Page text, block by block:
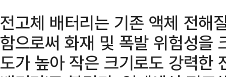
전고체 배터리는 기존 액체 전해
함으로써 화재 및 폭발 위험성을
도가 높아 작은 크기로도 강력한